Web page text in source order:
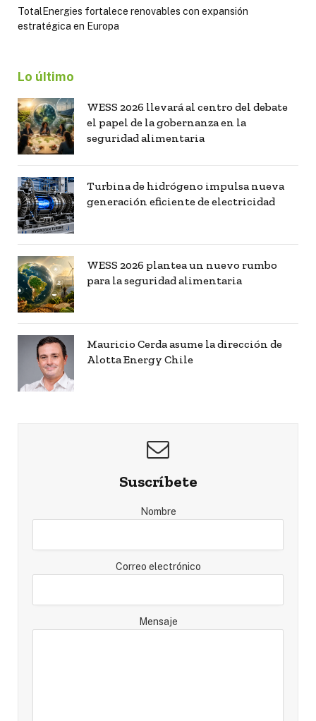
TotalEnergies fortalece renovables con expansión
estratégica en Europa
Lo último
WESS 2026 llevará al centro del debate
el papel de la gobernanza en la
seguridad alimentaria
Turbina de hidrógeno impulsa nueva
generación eficiente de electricidad
WESS 2026 plantea un nuevo rumbo
para la seguridad alimentaria
Mauricio Cerda asume la dirección de
Alotta Energy Chile
Suscríbete
Nombre
Correo electrónico
Mensaje